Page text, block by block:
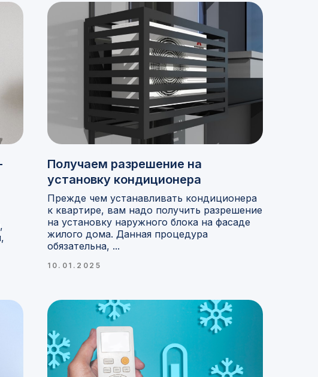
Получаем разрешение на
установку кондиционера
Прежде чем устанавливать кондиционера
к квартире, вам надо получить разрешение
на установку наружного блока на фасаде
жилого дома. Данная процедура
обязательна, ...
10.01.2025